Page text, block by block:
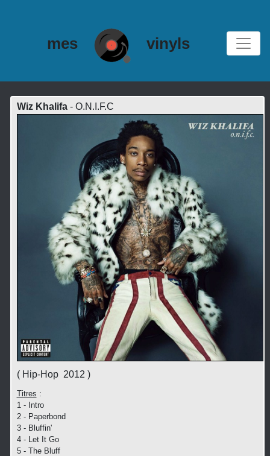
mes vinyls
Wiz Khalifa- O.N.I.F.C
( Hip-Hop 2012 )
Titres :
1 - Intro
2 - Paperbond
3 - Bluffin'
4 - Let It Go
5 - The Bluff